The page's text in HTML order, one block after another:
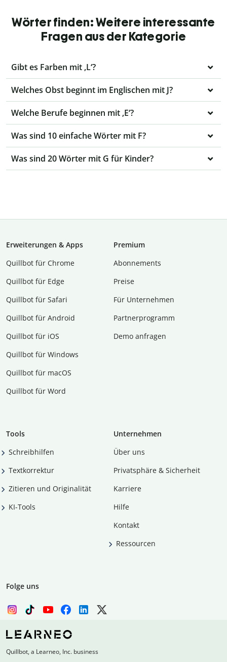
Wörter finden: Weitere interessante
Fragen aus der Kategorie
Gibt es Farben mit ,L‘?
Welches Obst beginnt im Englischen mit J?
Welche Berufe beginnen mit ‚E‘?
Was sind 10 einfache Wörter mit F?
Was sind 20 Wörter mit G für Kinder?
Erweiterungen & Apps
Quillbot für Chrome
Quillbot für Edge
Quillbot für Safari
Quillbot für Android
Quillbot für iOS
Quillbot für Windows
Quillbot für macOS
Quillbot für Word
Premium
Abon­ne­ments
Preise
Für Unternehmen
Partnerprogramm
Demo anfragen
Tools
Schreibhilfen
Textkorrektur
Zitieren und Originalität
KI-Tools
Unternehmen
Über uns
Privatsphäre & Sicherheit
Karriere
Hilfe
Kontakt
Ressourcen
Folge uns
Quillbot, a Learneo, Inc. business